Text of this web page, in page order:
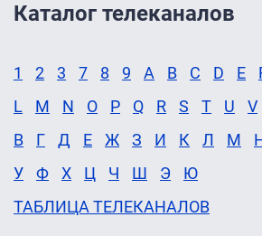
Каталог телеканалов
1 2 3 7 8 9 A B C D E
L
M N O P Q R S T U V
В
Г Д Е Ж З И К Л М
У
Ф Х Ц Ч Ш Э
Ю
ТАБЛИЦА ТЕЛЕКАНАЛОВ